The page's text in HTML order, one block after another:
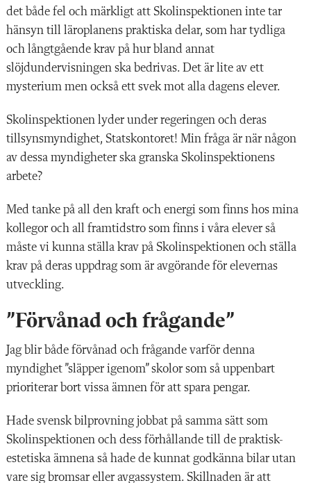
det både fel och märkligt att Skolinspektionen inte tar
hänsyn till läroplanens praktiska delar, som har tydliga
och långtgående krav på hur bland annat
slöjdundervisningen ska bedrivas. Det är lite av ett
mysterium men också ett svek mot alla dagens elever.
Skolinspektionen lyder under regeringen och deras
tillsynsmyndighet, Statskontoret! Min fråga är när någon
av dessa myndigheter ska granska Skolinspektionens
arbete?
Med tanke på all den kraft och energi som finns hos mina
kollegor och all framtidstro som finns i våra elever så
måste vi kunna ställa krav på Skolinspektionen och ställa
krav på deras uppdrag som är avgörande för elevernas
utveckling.
”Förvånad och frågande”
Jag blir både förvånad och frågande varför denna
myndighet ”släpper igenom” skolor som så uppenbart
prioriterar bort vissa ämnen för att spara pengar.
Hade svensk bilprovning jobbat på samma sätt som
Skolinspektionen och dess förhållande till de praktisk-
estetiska ämnena så hade de kunnat godkänna bilar utan
vare sig bromsar eller avgassystem. Skillnaden är att